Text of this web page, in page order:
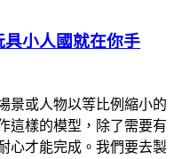
具小人國就在你手
景或人物以等比例縮小的
這樣的模型，除了需要有
心才能完成。我們要去製